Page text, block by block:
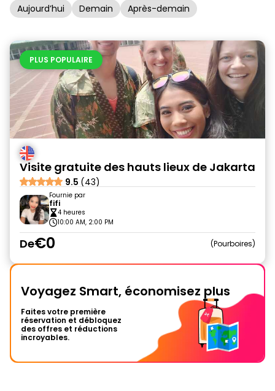
Aujourd’hui Demain Après-demain
PLUS POPULAIRE
Visite gratuite des hauts lieux de Jakarta
9.5 (43)
Fournie par
fifi
4 heures
10:00 AM, 2:00 PM
De€0 Pourboires
Voyagez Smart, économisez plus
Faites votre première
réservation et débloquez
des offres et réductions
incroyables.